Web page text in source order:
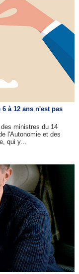
à 12 ans n'est pas
ministres du 14
l'Autonomie et des
qui y...